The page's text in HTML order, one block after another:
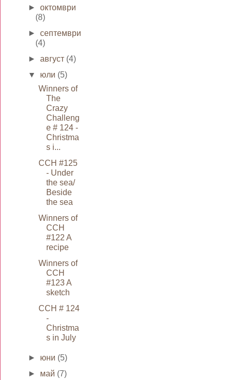
►октомври
(8)
►септември
(4)
►август (4)
▼ юли (5)
Winners of
The
Crazy
Challeng
e # 124 -
Christma
s i...
CCH #125
- Under
the sea/
Beside
the sea
Winners of
CCH
#122 A
recipe
Winners of
CCH
#123 A
sketch
CCH # 124
-
Christma
s in July
► юни (5)
► май (7)